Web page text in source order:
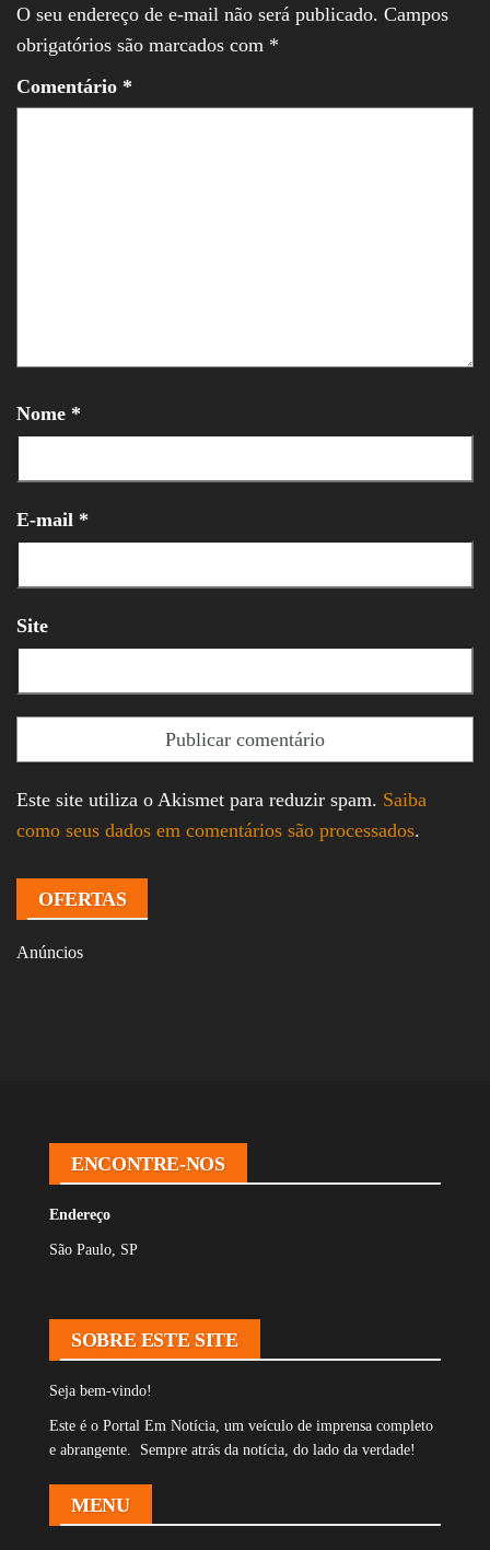
O seu endereço de e-mail não será publicado. Campos
obrigatórios são marcados com *
Comentário *
Nome *
E-mail *
Site
Este site utiliza o Akismet para reduzir spam. Saiba
como seus dados em comentários são processados.
OFERTAS
Anúncios
ENCONTRE-NOS
Endereço
São Paulo, SP
SOBRE ESTE SITE
Seja bem-vindo!
Este é o Portal Em Notícia, um veículo de imprensa completo
e abrangente. Sempre atrás da notícia, do lado da verdade!
MENU